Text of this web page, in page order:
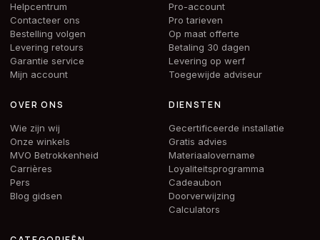
Helpcentrum
Contacteer ons
Bestelling volgen
Levering retours
Garantie service
Mijn account
Pro-account
Pro tarieven
Op maat offerte
Betaling 30 dagen
Levering op werf
Toegewijde adviseur
OVER ONS
Wie zijn wij
Onze winkels
MVO Betrokkenheid
Carrières
Pers
Blog gidsen
DIENSTEN
Gecertificeerde installatie
Gratis advies
Materiaalovername
Loyaliteitsprogramma
Cadeaubon
Doorverwijzing
Calculators